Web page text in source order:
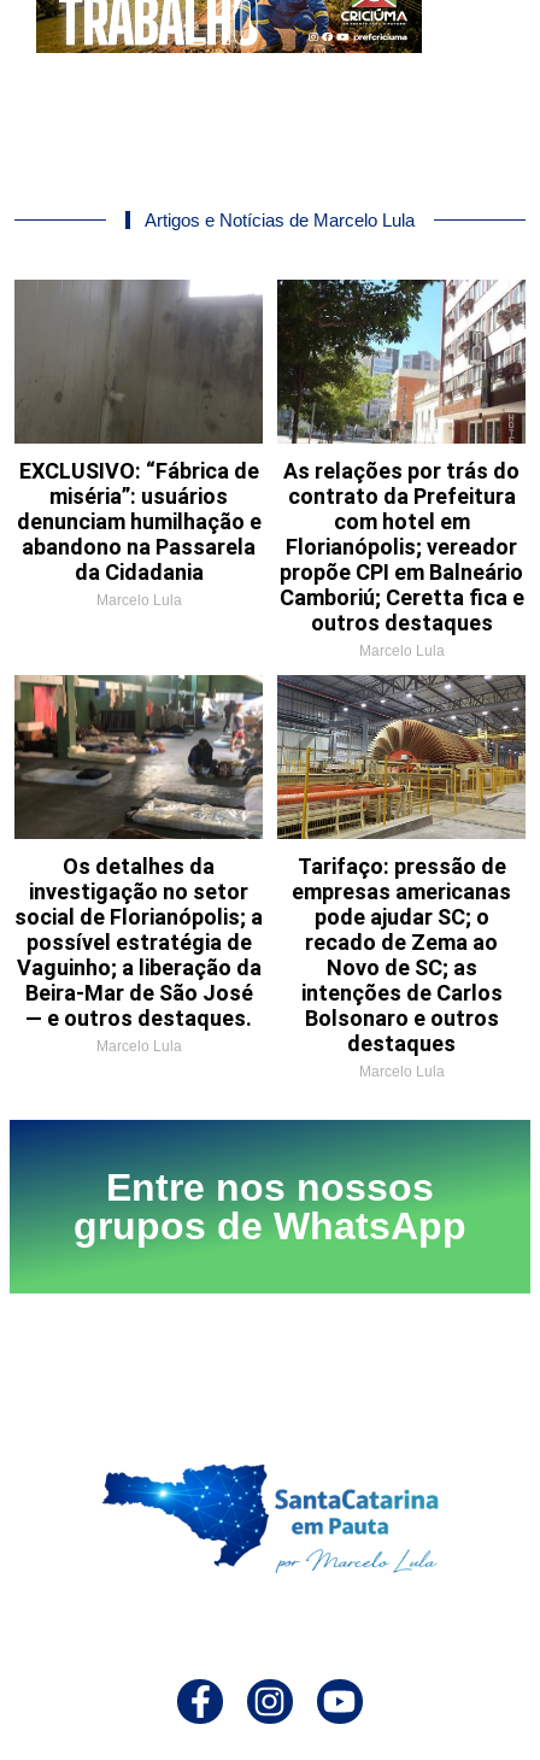
Artigos e Notícias de Marcelo Lula
EXCLUSIVO: “Fábrica de
miséria”: usuários
denunciam humilhação e
abandono na Passarela
da Cidadania
Marcelo Lula
As relações por trás do
contrato da Prefeitura
com hotel em
Florianópolis; vereador
propõe CPI em Balneário
Camboriú; Ceretta fica e
outros destaques
Marcelo Lula
Os detalhes da
investigação no setor
social de Florianópolis; a
possível estratégia de
Vaguinho; a liberação da
Beira-Mar de São José
— e outros destaques.
Marcelo Lula
Tarifaço: pressão de
empresas americanas
pode ajudar SC; o
recado de Zema ao
Novo de SC; as
intenções de Carlos
Bolsonaro e outros
destaques
Marcelo Lula
Entre nos nossos
grupos de WhatsApp